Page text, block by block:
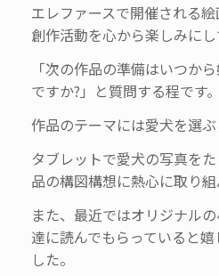
エレファースで開催される
創作活動を心から楽しみにし
「次の作品の準備はいつか
ですか?」と質問する程です。
作品のテーマには愛犬を選ぶ
タブレットで愛犬の写真を
品の構図構想に熱心に取り組
また、最近ではオリジナル
達に読んでもらっていると
した。